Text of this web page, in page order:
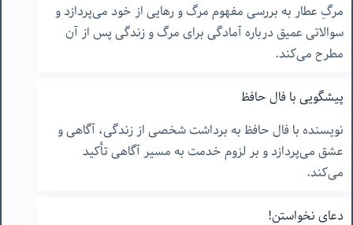
مرگِ عطار به بررسی مفهوم مرگ و رهایی از خود می‌پردازد و
سوالاتی عمیق درباره آمادگی برای مرگ و زندگی پس از آن
مطرح می‌کند.
پیشگویی با فال حافظ
نویسنده با فال حافظ به برداشت شخصی از زندگی، آگاهی و
عشق می‌پردازد و بر لزوم خدمت به مسیر آگاهی تأکید
می‌کند.
دعای نخواستن!